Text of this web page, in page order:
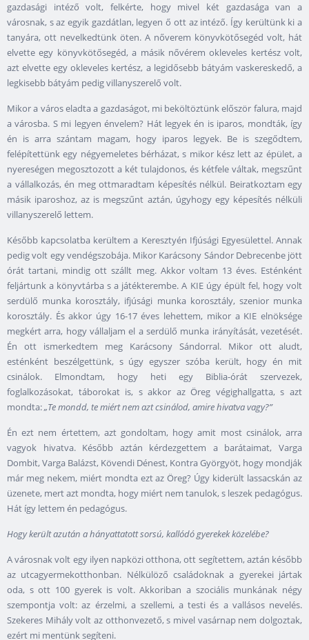
gazdasági intéző volt, felkérte, hogy mivel két gazdasága van a
városnak, s az egyik gazdátlan, legyen ő ott az intéző. Így kerültünk ki a
tanyára, ott nevelkedtünk öten. A nőverem könyvkötősegéd volt, hát
elvette egy könyvkötősegéd, a másik nővérem okleveles kertész volt,
azt elvette egy okleveles kertész, a legidősebb bátyám vaskereskedő, a
legkisebb bátyám pedig villanyszerelő volt.
Mikor a város eladta a gazdaságot, mi beköltöztünk először falura, majd
a városba. S mi legyen énvelem? Hát legyek én is iparos, mondták, így
én is arra szántam magam, hogy iparos legyek. Be is szegődtem,
felépítettünk egy négyemeletes bérházat, s mikor kész lett az épület, a
nyereségen megosztozott a két tulajdonos, és kétfele váltak, megszűnt
a vállalkozás, én meg ottmaradtam képesítés nélkül. Beiratkoztam egy
másik iparoshoz, az is megszűnt aztán, úgyhogy egy képesítés nélküli
villanyszerelő lettem.
Később kapcsolatba kerültem a Keresztyén Ifjúsági Egyesülettel. Annak
pedig volt egy vendégszobája. Mikor Karácsony Sándor Debrecenbe jött
órát tartani, mindig ott szállt meg. Akkor voltam 13 éves. Esténként
feljártunk a könyvtárba s a játékterembe. A KIE úgy épült fel, hogy volt
serdülő munka korosztály, ifjúsági munka korosztály, szenior munka
korosztály. És akkor úgy 16-17 éves lehettem, mikor a KIE elnöksége
megkért arra, hogy vállaljam el a serdülő munka irányítását, vezetését.
Én ott ismerkedtem meg Karácsony Sándorral. Mikor ott aludt,
esténként beszélgettünk, s úgy egyszer szóba került, hogy én mit
csinálok. Elmondtam, hogy heti egy Biblia-órát szervezek,
foglalkozásokat, táborokat is, s akkor az Öreg végighallgatta, s azt
mondta:„Te mondd, te miért nem azt csinálod, amire hivatva vagy?”
Én ezt nem értettem, azt gondoltam, hogy amit most csinálok, arra
vagyok hivatva. Később aztán kérdezgettem a barátaimat, Varga
Dombit, Varga Balázst, Kövendi Dénest, Kontra Györgyöt, hogy mondják
már meg nekem, miért mondta ezt az Öreg? Úgy kiderült lassacskán az
üzenete, mert azt mondta, hogy miért nem tanulok, s leszek pedagógus.
Hát így lettem én pedagógus.
Hogy került azután a hányattatott sorsú, kallódó gyerekek közelébe?
A városnak volt egy ilyen napközi otthona, ott segítettem, aztán később
az utcagyermekotthonban. Nélkülöző családoknak a gyerekei jártak
oda, s ott 100 gyerek is volt. Akkoriban a szociális munkának négy
szempontja volt: az érzelmi, a szellemi, a testi és a vallásos nevelés.
Szekeres Mihály volt az otthonvezető, s mivel vasárnap nem dolgoztak,
ezért mi mentünk segíteni.